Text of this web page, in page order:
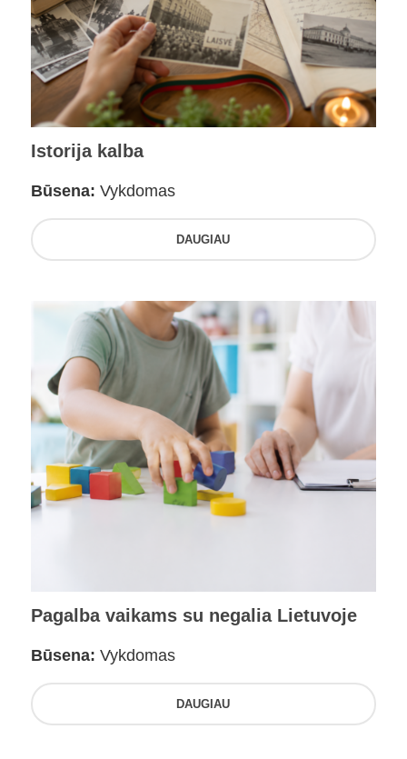
Istorija kalba
Būsena: Vykdomas
DAUGIAU
Pagalba vaikams su negalia Lietuvoje
Būsena: Vykdomas
DAUGIAU